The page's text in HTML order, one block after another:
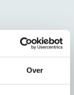
Over